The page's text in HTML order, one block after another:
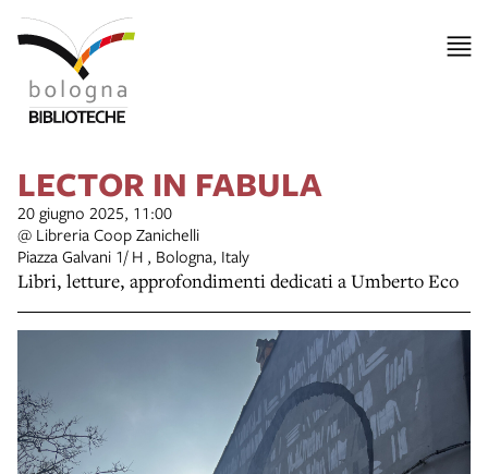
LECTOR IN FABULA
20 giugno 2025, 11:00
@ Libreria Coop Zanichelli
Piazza Galvani 1/ H , Bologna, Italy
Libri, letture, approfondimenti dedicati a Umberto Eco